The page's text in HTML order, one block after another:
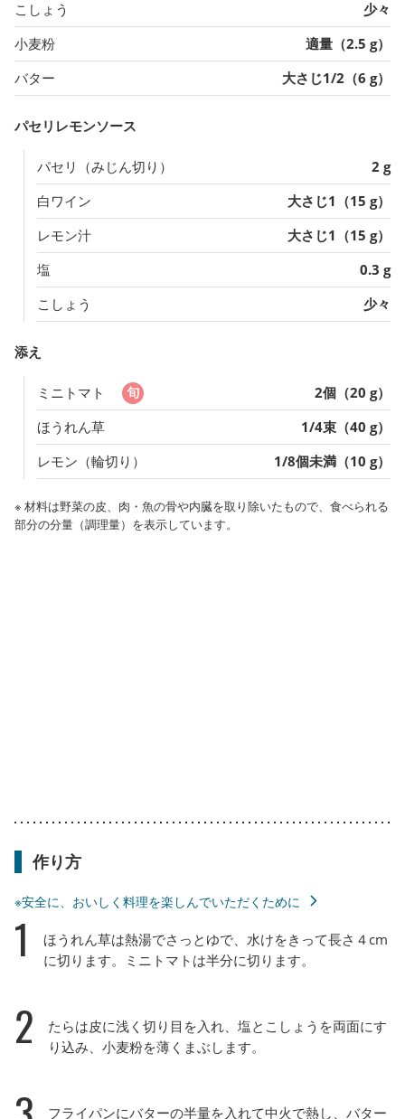
こしょう
少々
小麦粉
適量（2.5 g）
バター
大さじ1/2（6 g）
パセリレモンソース
パセリ（みじん切り）
2 g
白ワイン
大さじ1（15 g）
レモン汁
大さじ1（15 g）
塩
0.3 g
こしょう
少々
添え
ミニトマト
2個（20 g）
ほうれん草
1/4束（40 g）
レモン（輪切り）
1/8個未満（10 g）
※ 材料は野菜の皮、肉・魚の骨や内臓を取り除いたもので、食べられる
部分の分量（調理量）を表示しています。
作り方
※安全に、おいしく料理を楽しんでいただくために
1
ほうれん草は熱湯でさっとゆで、水けをきって長さ４cm
に切ります。ミニトマトは半分に切ります。
2
たらは皮に浅く切り目を入れ、塩とこしょうを両面にす
り込み、小麦粉を薄くまぶします。
フライパンにバターの半量を入れて中火で熱し、バター